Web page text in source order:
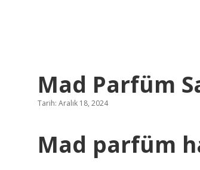
Mad Parfüm
Tarih: Aralık 18, 2024
Mad parfüm